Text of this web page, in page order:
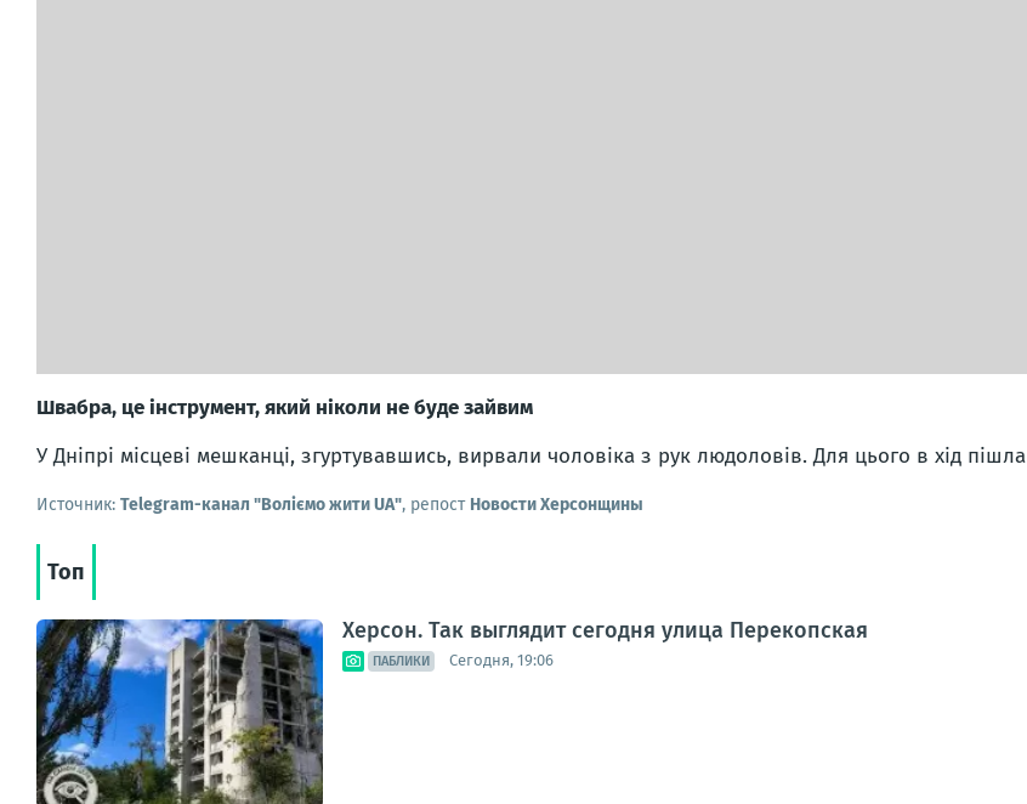
Швабра, це інструмент, який ніколи не буде зайвим
У Дніпрі місцеві мешканці, згуртувавшись, вирвали чоловіка з рук людоловів. Для цього в хід
Источник: Telegram-канал "Воліємо жити UA", репост Новости Херсонщины
Топ
Херсон. Так выглядит сегодня улица Перекопская
ПАБЛИКИ Сегодня, 19:06